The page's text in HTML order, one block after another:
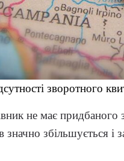
зворотного
не має придбаного
збільшується і